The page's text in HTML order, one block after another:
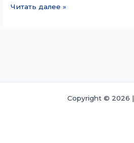
Короткая
Читать далее »
Copyright © 2026 |